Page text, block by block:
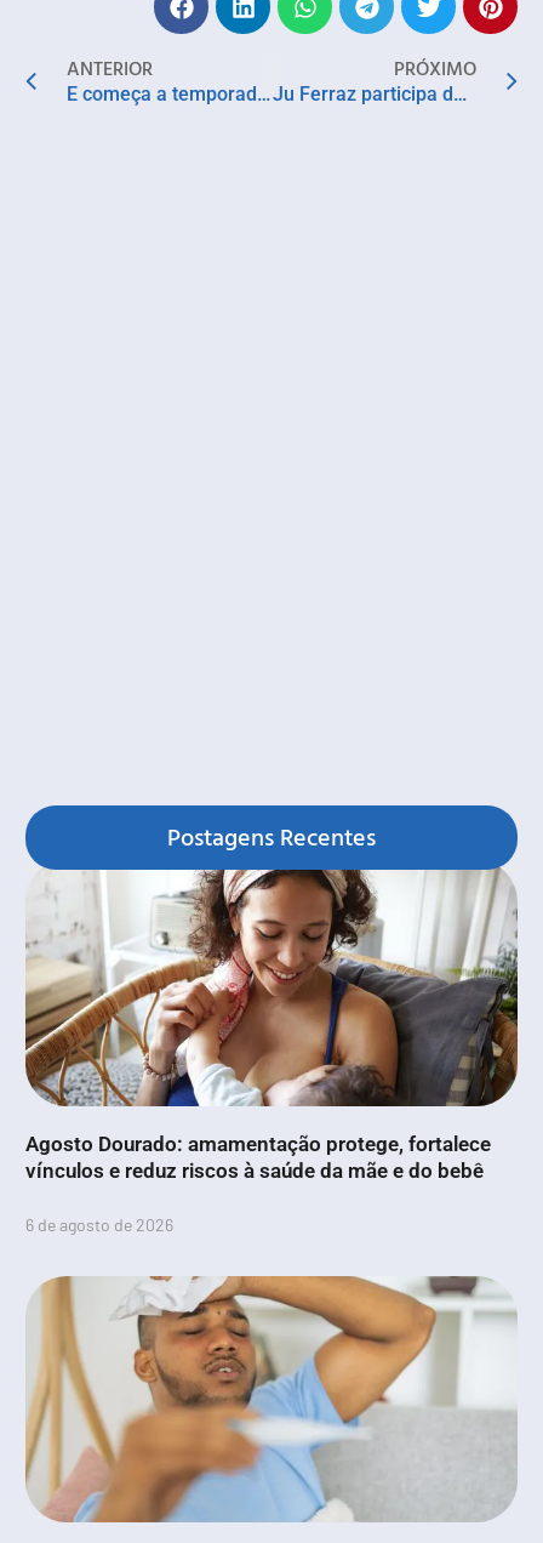
ANTERIOR
E começa a temporada de forró em Salvador!
PRÓXIMO
Ju Ferraz participa de lançamento da temporada de moda do SSA Shopping
Postagens Recentes
Agosto Dourado: amamentação protege, fortalece
vínculos e reduz riscos à saúde da mãe e do bebê
6 de agosto de 2026